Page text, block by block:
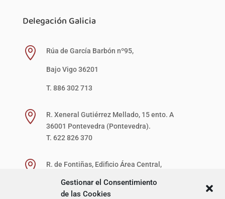
Gestionar el Consentimiento
de las Cookies
Delegación Galicia
 Rúa de García Barbón nº95,
Bajo Vigo 36201
T. 886 302 713

R. Xeneral Gutiérrez Mellado, 15 ento. A
36001 Pontevedra (Pontevedra).
T. 622 826 370

R. de Fontiñas, Edificio Área Central,
15707 Santiago de Compostela (A Coruña).